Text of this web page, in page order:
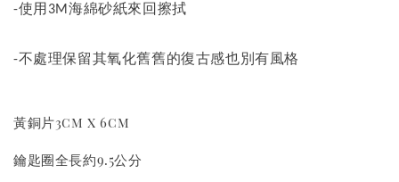
-使用3M海綿砂紙來回擦拭
-不處理保留其氧化舊舊的復古感也別有風格
黃銅片3cm x 6cm
鑰匙圈全長約9.5公分